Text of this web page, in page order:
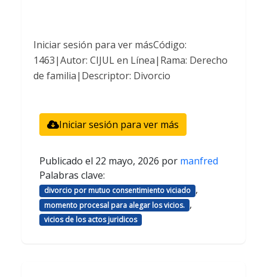
Iniciar sesión para ver másCódigo:
1463|Autor: CIJUL en Línea|Rama: Derecho
de familia|Descriptor: Divorcio
Iniciar sesión para ver más
Publicado el 22 mayo, 2026 por manfred
Palabras clave:
divorcio por mutuo consentimiento viciado ,
momento procesal para alegar los vicios. ,
vicios de los actos juridicos